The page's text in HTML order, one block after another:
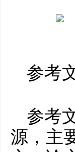
参考
参考
源，主